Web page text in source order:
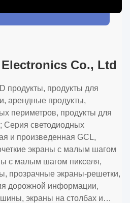
Co., Ltd
продукты, продукты для
арендные продукты,
периметров, продукты для
Серия светодиодных
и произведенная GCL,
экраны с малым шагом
с малым шагом пикселя,
прозрачные экраны-решетки,
дорожной информации,
экраны на столбах и